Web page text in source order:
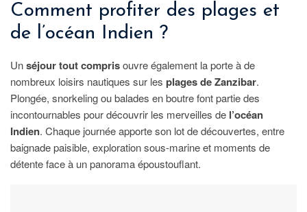
Comment profiter des plages et
de l’océan Indien ?
Unséjour tout comprisouvre également la porte à de
nombreux loisirs nautiques sur les plages de Zanzibar.
Plongée, snorkeling ou balades en boutre font partie des
incontournables pour découvrir les merveilles de l’océan
Indien. Chaque journée apporte son lot de découvertes, entre
baignade paisible, exploration sous-marine et moments de
détente face à un panorama époustouflant.